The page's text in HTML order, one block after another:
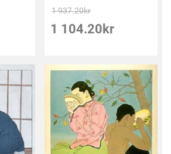
1 937.20kr
1 104.20 kr